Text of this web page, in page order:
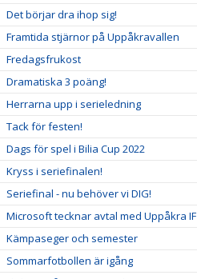
Det börjar dra ihop sig!
Framtida stjärnor på Uppåkravallen
Fredagsfrukost
Dramatiska 3 poäng!
Herrarna upp i serieledning
Tack för festen!
Dags för spel i Bilia Cup 2022
Kryss i seriefinalen!
Seriefinal - nu behöver vi DIG!
Microsoft tecknar avtal med Uppåkra IF
Kämpaseger och semester
Sommarfotbollen är igång